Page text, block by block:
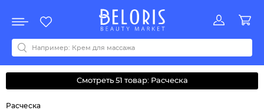
Акции
Все бренды
0-9ABCDEFGHIJKLMNOPQRSTUVWYZАБВДЗИМОКЛНПРСТУФ
Смотреть 51 товар: Расческа
Расческа